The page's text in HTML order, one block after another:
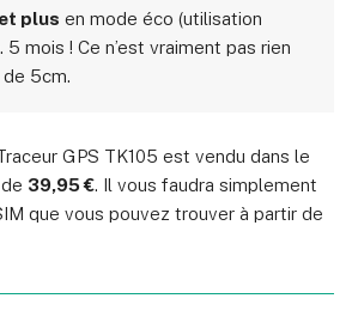
plus en mode éco (utilisation
5 mois ! Ce n’est vraiment pas rien
5cm.
GPS TK105 est vendu dans le
39,95 €. Il vous faudra simplement
que vous pouvez trouver à partir de